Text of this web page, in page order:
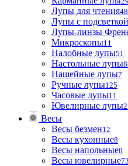
Лупы для чтения48
Лупы с подсветкой
Лупы-линзы
Микроскопы11
Налобные лупы51
Настольные лупы
Нашейные лупы7
Ручные лупы125
Часовые лупы11
Ювелирные лупы
Весы
Весы безмен12
Весы кухонные8
Весы напольные0
Весы ювелирные73